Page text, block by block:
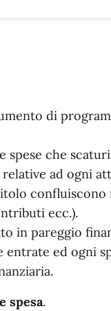
di
che
ad ogni
confluiscono
ecc.).
in pareggio
entrate ed ogni
spesa.